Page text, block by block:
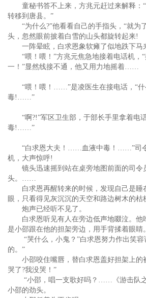
童秘书答不上来，方兆元赶过来解释：“
转移到唐县。”
“为什么?”他看看自己的手指头，“就为
头，忽然眼前披着白雪的山头都旋转起来!
一阵晕眩，白求恩象软瘫了似地跌
“喂！喂！”方兆元焦急地接着电话机，“
一！”显然线接不通，他又用力地摇着……
“喂！喂！……”是凌医生在接电话，“什
毒!……”
“啊?!”军区卫生部，于部长手里拿着电
毒!……”
“白求恩大夫！……血液中毒！……”司令
机，大声惊呼!
镜头迅速摇到站在桌旁地图前面的司令
头。……
白求恩再醒转来的时候，发现自己是睡
眼，只看得见灰沉沉的天空和路边树木的枯
炮声已经听不见了。
白求恩听见有人在旁边低声地啜泣。他
是小邵跟在他的担架旁边，用手背揉着眼睛。
“哭什么，小鬼？”白求恩努力作出笑
的。”
小邵咬住嘴唇，替白求恩盖好担架上的
哭了?我没哭！”
“小邵，唱一支歌好吗？……《游击队之
小邵的劲头。